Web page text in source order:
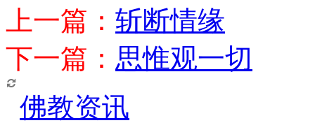
上一篇： 斩断情缘
下一篇： 思惟观一切
佛教资讯